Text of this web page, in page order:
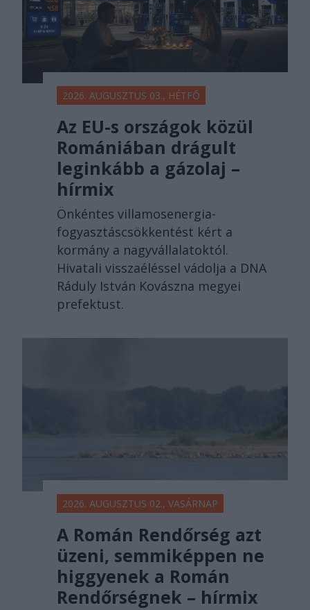
2026. AUGUSZTUS 03., HÉTFŐ
Az EU-s országok közül
Romániában drágult
leginkább a gázolaj –
hírmix
Önkéntes villamosenergia-
fogyasztáscsökkentést kért a
kormány a nagyvállalatoktól.
Hivatali visszaéléssel vádolja a DNA
Ráduly István Kovászna megyei
prefektust.
2026. AUGUSZTUS 02., VASÁRNAP
A Román Rendőrség azt
üzeni, semmiképpen ne
higgyenek a Román
Rendőrségnek – hírmix